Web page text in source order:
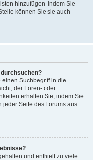
hinzufügen, indem Sie
können Sie sie auch
durchsuchen?
Suchbegriff in die
der Foren- oder
erhalten Sie, indem Sie
jeder Seite des Forums aus
und enthielt zu viele